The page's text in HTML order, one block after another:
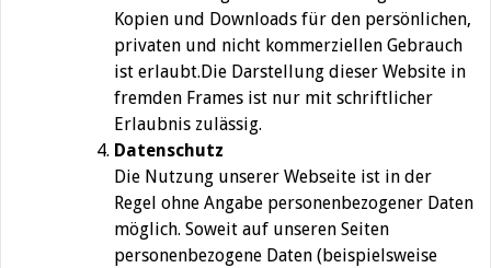
Kopien und Downloads für den persönlichen,
privaten und nicht kommerziellen Gebrauch
ist erlaubt.Die Darstellung dieser Website in
fremden Frames ist nur mit schriftlicher
Erlaubnis zulässig.
Datenschutz
Die Nutzung unserer Webseite ist in der
Regel ohne Angabe personenbezogener Daten
möglich. Soweit auf unseren Seiten
personenbezogene Daten (beispielsweise